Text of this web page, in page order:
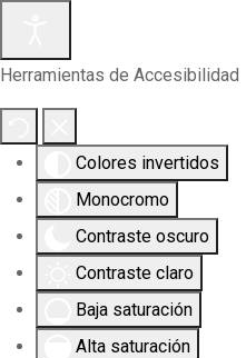
Herramientas de Accesibilidad
Colores invertidos
Monocromo
Contraste oscuro
Contraste claro
Baja saturación
Alta saturación